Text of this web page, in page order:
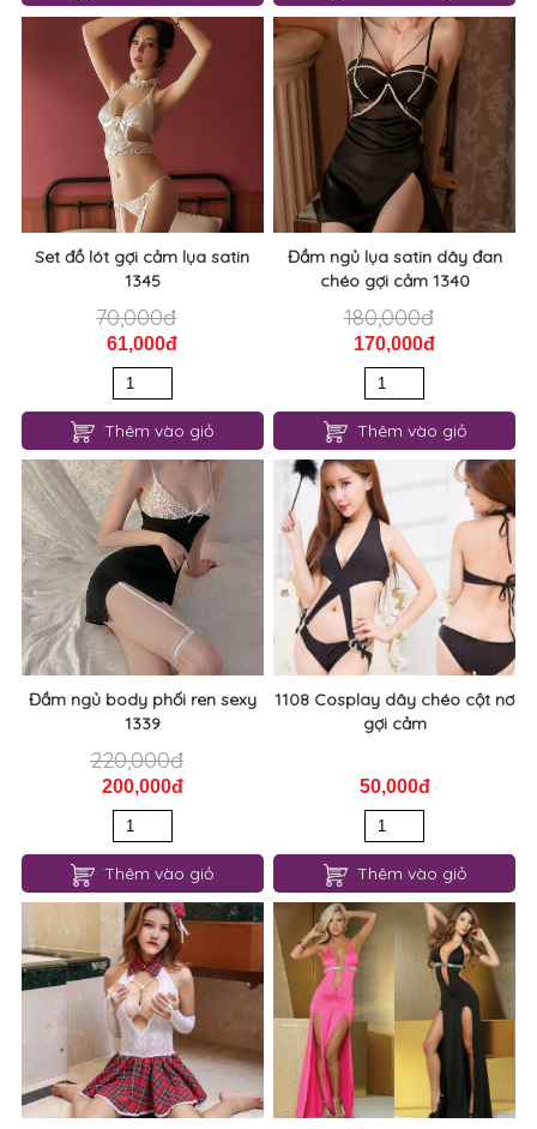
Set đồ lót gợi cảm lụa satin
1345
70,000đ
61,000đ
Thêm vào giỏ
Đầm ngủ lụa satin dây đan
chéo gợi cảm 1340
180,000đ
170,000đ
Thêm vào giỏ
Đầm ngủ body phối ren sexy
1339
220,000đ
200,000đ
Thêm vào giỏ
1108 Cosplay dây chéo cột nơ
gợi cảm
50,000đ
Thêm vào giỏ